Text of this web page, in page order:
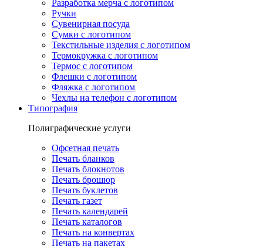
Разработка мерча с логотипом
Ручки
Сувенирная посуда
Сумки с логотипом
Текстильные изделия с логотипом
Термокружка с логотипом
Термос с логотипом
Флешки с логотипом
Фляжка с логотипом
Чехлы на телефон с логотипом
Типография
Полиграфические услуги
Офсетная печать
Печать бланков
Печать блокнотов
Печать брошюр
Печать буклетов
Печать газет
Печать календарей
Печать каталогов
Печать на конвертах
Печать на пакетах